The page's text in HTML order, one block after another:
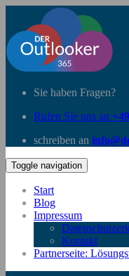
Sie haben Fragen?
Rufen Sie uns an
schreiben an
Toggle navigation
Start
Blog
Impressum
Kontakt
Partnerseite: